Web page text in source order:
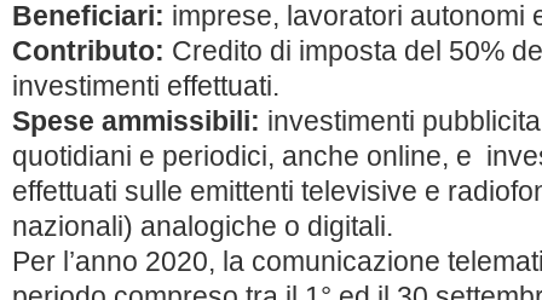
Beneficiari: imprese, lavoratori autonomi
Contributo: Credito di imposta del 50%
investimenti effettuati.
Spese ammissibili: investimenti
quotidiani e periodici, anche online, e
effettuati sulle emittenti televisive e
nazionali) analogiche o digitali.
Per l’anno 2020, la comunicazione